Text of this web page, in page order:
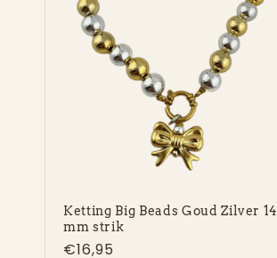
Ketting Big Beads Goud Zilver 14
mm strik
Normale
€16,95